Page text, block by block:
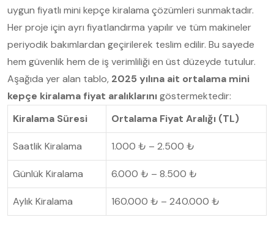
uygun fiyatlı mini kepçe kiralama çözümleri sunmaktadır.
Her proje için ayrı fiyatlandırma yapılır ve tüm makineler
periyodik bakımlardan geçirilerek teslim edilir. Bu sayede
hem güvenlik hem de iş verimliliği en üst düzeyde tutulur.
Aşağıda yer alan tablo, 2025 yılına ait ortalama mini
kepçe kiralama fiyat aralıklarınıgöstermektedir:
Kiralama Süresi
Ortalama Fiyat Aralığı (TL)
Saatlik Kiralama 1.000 ₺ – 2.500 ₺
Günlük Kiralama 6.000 ₺ – 8.500 ₺
Aylık Kiralama 160.000 ₺ – 240.000 ₺